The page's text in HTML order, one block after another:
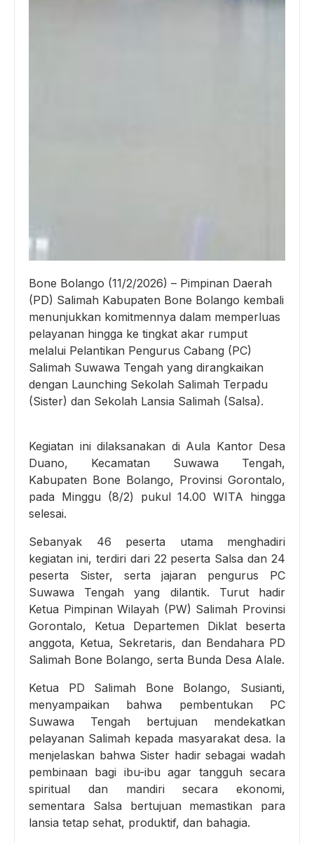
Bone Bolango (11/2/2026) – Pimpinan Daerah
(PD) Salimah Kabupaten Bone Bolango kembali
menunjukkan komitmennya dalam memperluas
pelayanan hingga ke tingkat akar rumput
melalui Pelantikan Pengurus Cabang (PC)
Salimah Suwawa Tengah yang dirangkaikan
dengan Launching Sekolah Salimah Terpadu
(Sister) dan Sekolah Lansia Salimah (Salsa).
Kegiatan ini dilaksanakan di Aula Kantor Desa
Duano, Kecamatan Suwawa Tengah,
Kabupaten Bone Bolango, Provinsi Gorontalo,
pada Minggu (8/2) pukul 14.00 WITA hingga
selesai.
Sebanyak 46 peserta utama menghadiri
kegiatan ini, terdiri dari 22 peserta Salsa dan 24
peserta Sister, serta jajaran pengurus PC
Suwawa Tengah yang dilantik. Turut hadir
Ketua Pimpinan Wilayah (PW) Salimah Provinsi
Gorontalo, Ketua Departemen Diklat beserta
anggota, Ketua, Sekretaris, dan Bendahara PD
Salimah Bone Bolango, serta Bunda Desa Alale.
Ketua PD Salimah Bone Bolango, Susianti,
menyampaikan bahwa pembentukan PC
Suwawa Tengah bertujuan mendekatkan
pelayanan Salimah kepada masyarakat desa. Ia
menjelaskan bahwa Sister hadir sebagai wadah
pembinaan bagi ibu-ibu agar tangguh secara
spiritual dan mandiri secara ekonomi,
sementara Salsa bertujuan memastikan para
lansia tetap sehat, produktif, dan bahagia.